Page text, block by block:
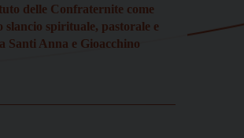
delle Confraternite come
slancio spirituale, pastorale e
Santi Anna e Gioacchino